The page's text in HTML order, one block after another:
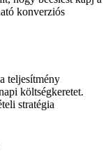
konverziós
teljesítmény
költségkeretet.
stratégia